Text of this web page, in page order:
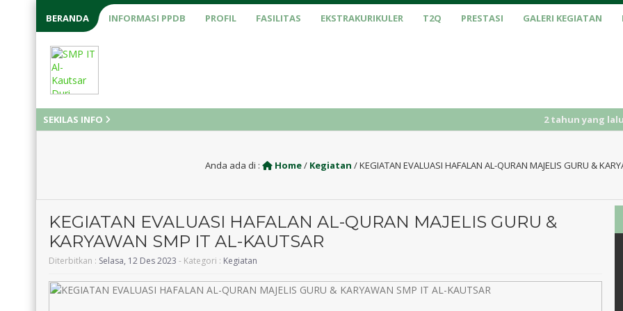
BERANDA INFORMASI PPDB PROFIL FASILITAS EKSTRAKURIKULER T2Q PRESTASI GALERI KEGIATAN
SEKILAS INFO 2 tahun yang lalu/
Anda ada di : Home/ Kegiatan /KEGIATAN EVALUASI HAFALAN AL-QURAN MAJELIS GURU &
KEGIATAN EVALUASI HAFALAN AL-QURAN MAJELIS GURU &
KARYAWAN SMP IT AL-KAUTSAR
Diterbitkan : Selasa, 12 Des 2023 - Kategori : Kegiatan